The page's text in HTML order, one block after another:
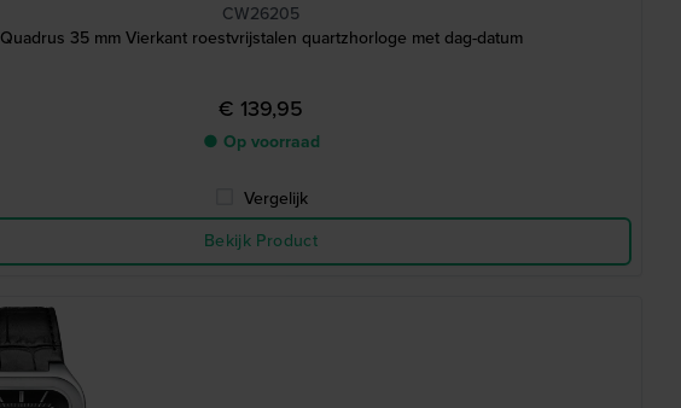
CW26205
Quadrus 35 mm Vierkant roestvrijstalen quartzhorloge met dag-datum
€ 139,95
● Op voorraad
Vergelijk
Bekijk Product